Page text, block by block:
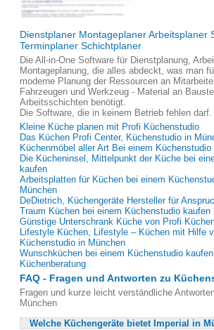
Dienstplaner Montageplaner Arbeitsplaner
Terminplaner Schichtplaner
Die All-in-One Software für Dienstplanung,
Montageplanung, die alles abdeckt, was man
moderne Planung der Ressourcen an
Fahrzeugen und Werkzeug - Material an
Arbeitsschichten benötigt.
Die Software, die in keinem Betrieb fehlen darf.
Kleine Küche planen mit Profi Küchenstudio
Das Küchen Profi Center, Küchenstudio in
Küchenmöbel aller Art Bei einem
Die Kücheninsel, Mittelpunkt der Küche bei
kaufen
Arbeitsplatten für Küchen bei einem
München
DeDietrich, Küchengeräte Hersteller für
Traum Küchen bei einem Küchenstudio kaufen
Günstige Unterschrank Küche von Profi
Lifestyle Küchen, Lifestyle – Küchen mit Hilfe
Küchenstudio in München
Wunschküchen bei einem Küchenstudio
Küchenberatung
FAQ - Fragen und Antworten zu
Fragen und kurze leicht verständliche
München
Welche Küchengeräte bietet Imperial in